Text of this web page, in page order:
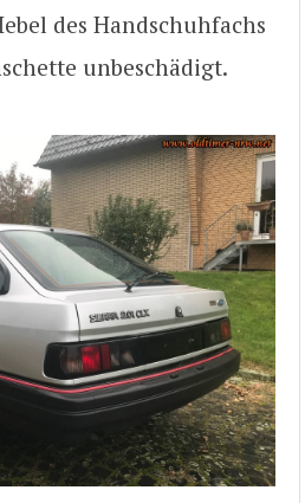
des Handschuhfachs
unbeschädigt.